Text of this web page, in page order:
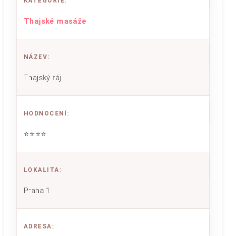
Thajské masáže
NÁZEV:
Thajský ráj
HODNOCENÍ :
⭐⭐⭐⭐
LOKALITA :
Praha 1
ADRESA :